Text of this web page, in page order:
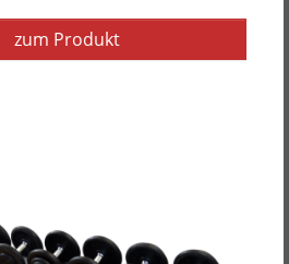
zum Produkt